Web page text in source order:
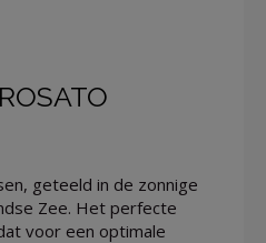
geteeld in de zonnige
Zee. Het perfecte
voor een optimale